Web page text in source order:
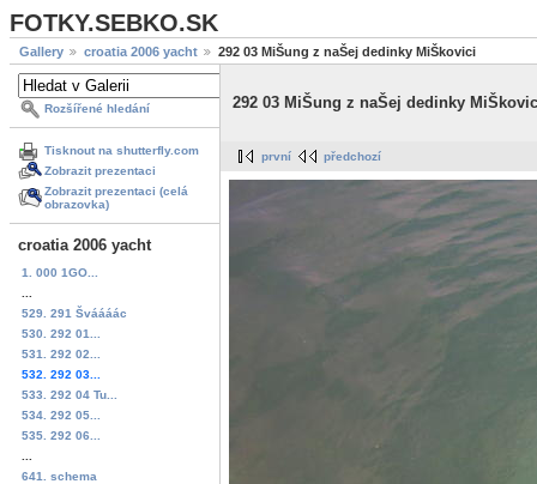
FOTKY.SEBKO.SK
Gallery croatia 2006 yacht 292 03 MiŠung z naŠej dedinky MiŠkovici
Rozšířené hledání
Tisknout na shutterfly.com
Zobrazit prezentaci
Zobrazit prezentaci (celá
obrazovka)
croatia 2006 yacht
1. 000 1GO...
529. 291 Šváááác
530. 292 01...
531. 292 02...
532. 292 03...
533. 292 04 Tu...
534. 292 05...
535. 292 06...
641. schema
292 03 MiŠung z naŠej dedinky
první předchozí